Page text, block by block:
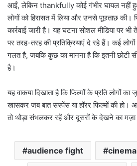
आईं, लेकिन thankfully कोई गंभीर घायल नहीं
लोगों को हिरासत में लिया और उनसे पूछताछ
कार्रवाई जारी है। यह घटना सोशल मीडिया पर
पर तरह-तरह की प्रतिक्रियाएं दे रहे हैं। कई
गलत है, जबकि कुछ का मानना है कि इतनी छोटी
है।
यह वाकया दिखाता है कि फिल्मों के प्रति लोगों
खासकर जब बात सस्पेंस या हॉरर फिल्मों की हो।
तो थोड़ा संभलकर रहें और दूसरों के देखने का
audience fight